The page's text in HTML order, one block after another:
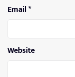
Email*
Website